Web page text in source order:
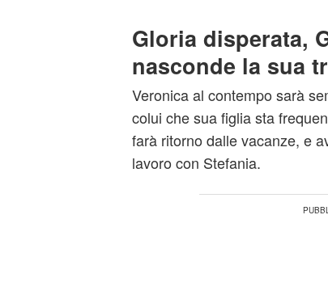
Gloria disperata,
nasconde la sua
Veronica al contempo sarà
colui che sua figlia sta
farà ritorno dalle vacanze, e
lavoro con Stefania.